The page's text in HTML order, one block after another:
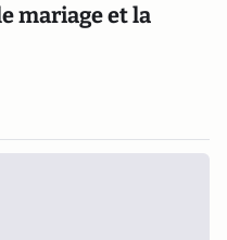
mariage et la